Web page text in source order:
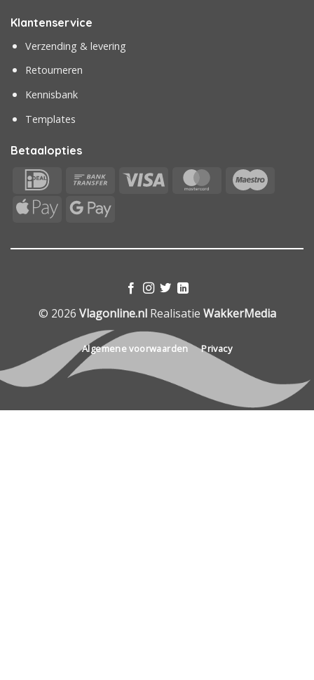
Klantenservice
Verzending & levering
Retourneren
Kennisbank
Templates
Betaalopties
IDeal
Bank
Visa MasterCard
Apple
Google
© 2026 Vlagonline.nlRealisatie WakkerMedia
Algemene voorwaarden Privacy